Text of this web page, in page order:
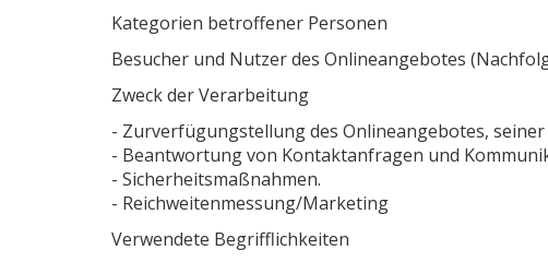
Kategorien betroffener Personen
Besucher und Nutzer des Onlineangebotes
Zweck der Verarbeitung
- Zurverfügungstellung des Onlineangebotes,
- Beantwortung von Kontaktanfragen und
- Sicherheitsmaßnahmen.
- Reichweitenmessung/Marketing
Verwendete Begrifflichkeiten